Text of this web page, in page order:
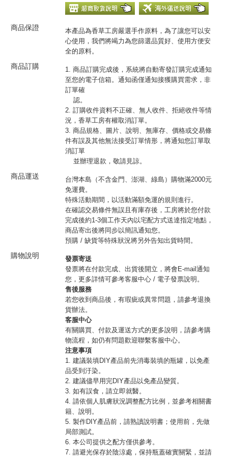
商品保證
本產品為香草工房嚴選手作原料，為了讓您可以安
心使用，我們將竭力為您篩選品質好、使用方便安
全的原料。
商品訂購
1. 商品訂購完成後，系統將自動寄發訂購完成通知
至您的電子信箱。通知函僅通知接獲購買需求，非
訂單確
認。
2. 訂購收件資料不正確、無人收件、拒絕收件等情
況，香草工房有權取消訂單。
3. 商品規格、圖片、說明、無庫存、價格或交易條
件有誤及其他無法接受訂單情形，將通知您訂單取
消訂單
並辦理退款，敬請見諒。
商品運送
台灣本島（不含金門、澎湖、綠島）購物滿2000元
免運費。
特殊活動期間，以活動滿額免運的規則進行。
在確認交易條件無誤且有庫存後，工房將於您付款
完成後約1-3個工作天內以宅配方式送達指定地點，
商品寄出後將同步以簡訊通知您。
預購 / 缺貨等特殊狀況將另外告知出貨時間。
購物說明
發票寄送
發票將在付款完成、出貨後開立，將會E-mail通知
您，更多詳情可參考客服中心 / 電子發票說明。
售後服務
若您收到商品後，有瑕疵或異常問題，請參考退換
貨辦法。
客服中心
有關購買、付款及運送方式的更多說明，請參考購
物流程，如仍有問題歡迎聯繫客服中心。
注意事項
1. 建議裝填DIY產品前先消毒裝填的瓶罐，以免產
品受到汙染。
2. 建議儘早用完DIY產品以免產品變質。
3. 如有誤食，請立即就醫。
4. 請依個人肌膚狀況調整配方比例，並參考相關書
籍、說明。
5. 製作DIY產品前，請熟讀說明書；使用前，先做
局部測試。
6. 本公司提供之配方僅供參考。
7. 請避光保存於陰涼處，保持瓶蓋確實關緊，並請